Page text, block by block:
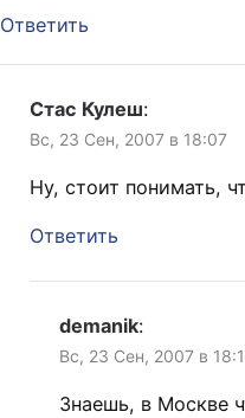
Ответить
Стас Кулеш:
Вс, 23 Сен, 2007 в 18:07
Ну, стоит понимать,
Ответить
demanik:
Вс, 23 Сен, 2007 в
Знаешь, в Москве